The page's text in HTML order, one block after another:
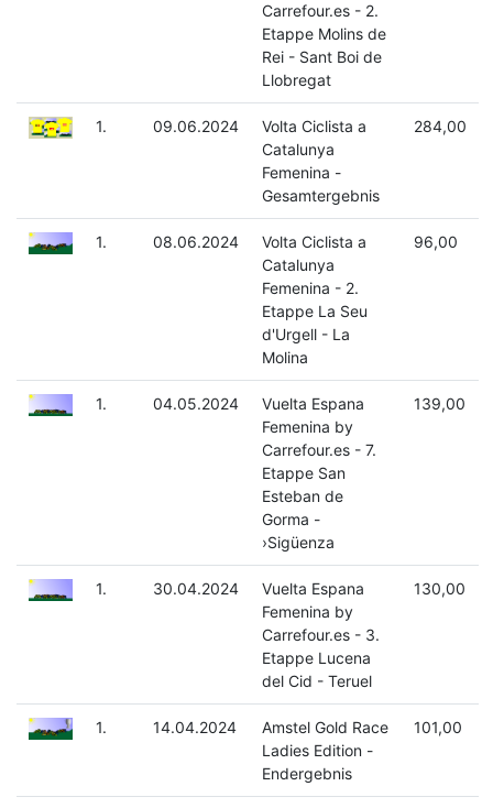
Carrefour.es - 2.
Etappe Molins de
Rei - Sant Boi de
Llobregat
1. 09.06.2024
Volta Ciclista a
Catalunya
Femenina -
Gesamtergebnis
284,00
1. 08.06.2024
Volta Ciclista a
Catalunya
Femenina - 2.
Etappe La Seu
d'Urgell - La
Molina
96,00
1. 04.05.2024
Vuelta Espana
Femenina by
Carrefour.es - 7.
Etappe San
Esteban de
Gorma -
›Sigüenza
139,00
1. 30.04.2024
Vuelta Espana
Femenina by
Carrefour.es - 3.
Etappe Lucena
del Cid - Teruel
130,00
1. 14.04.2024
Amstel Gold Race
Ladies Edition -
Endergebnis
101,00